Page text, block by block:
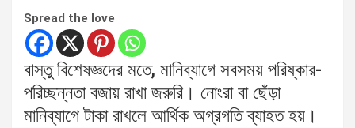
Spread the love
বাস্তু বিশেষজ্ঞদের মতে, মানিব্যাগে সবসময় পরিষ্কার-
পরিচ্ছন্নতা বজায় রাখা জরুরি। নোংরা বা ছেঁড়া
মানিব্যাগে টাকা রাখলে আর্থিক অগ্রগতি ব্যাহত হয়।